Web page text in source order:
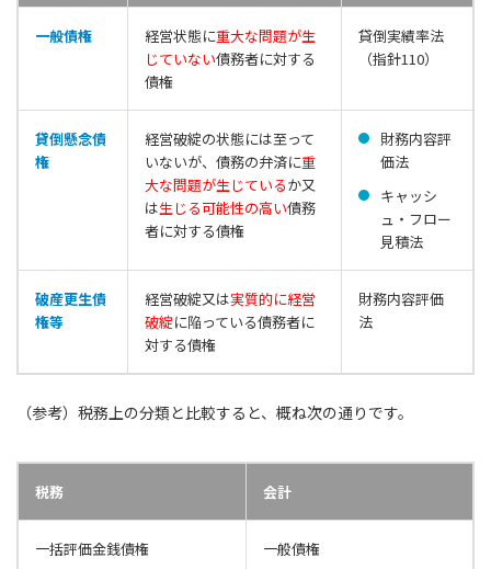
一般債権 経営状態に重大な問題が生
じていない債務者に対する
債権
貸倒実績率法
（指針110）
貸倒懸念債
権
経営破綻の状態には至って
いないが、債務の弁済に重
大な問題が生じているか又
は生じる可能性の高い債務
者に対する債権
財務内容評
価法
キャッシ
ュ・フロー
見積法
破産更生債
権等
経営破綻又は実質的に経営
破綻に陥っている債務者に
対する債権
財務内容評価
法
（参考）税務上の分類と比較すると、概ね次の通りです。
税務 会計
一括評価金銭債権 一般債権